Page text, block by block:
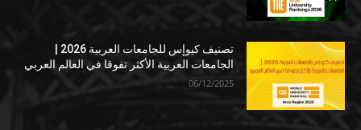
تصنيف كيوإس للجامعات العربية 2026 |
الجامعات العربية الأكثر تفوقا في العالم العربي
06/12/2025